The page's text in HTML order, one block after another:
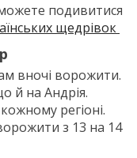
подивитися
щедрівок
вночі ворожити.
й на Андрія.
регіоні.
з 13 на 14